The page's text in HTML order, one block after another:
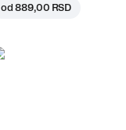
od889,00 RSD